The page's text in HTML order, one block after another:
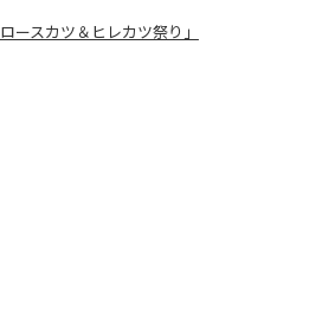
ースカツ＆ヒレカツ祭り」